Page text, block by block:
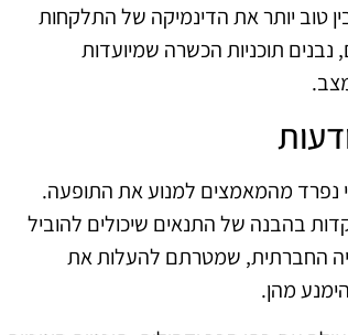
טוב יותר את הדינמיקה של התלקחות
נבנים תוכניות הכשרה שמיועדות
נפרד מהמאמצים למנוע את התופעה.
בהבנה של התנאים שיכולים להוביל
החברתית, שמטרתם להעלות את
מהן.